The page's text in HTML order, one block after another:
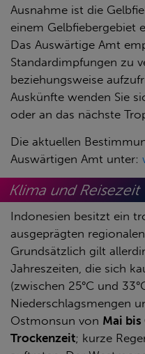
Ausnahme ist die
einem Gelbfiebergebiet
Das Auswärtige Amt
Standardimpfungen zu
beziehungsweise
Auskünfte wenden Sie
oder an das nächste
Die aktuellen
Auswärtigen Amt unter:
Klima und Reisezeit
Indonesien besitzt ein
ausgeprägten
Grundsätzlich gilt
Jahreszeiten, die sich
(zwischen 25°C und
Niederschlagsmengen
Ostmonsun von Mai
Trockenzeit; kurze